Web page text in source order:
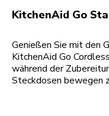
KitchenAid Go
Genießen Sie mit den
KitchenAid Go
während der
Steckdosen bewegen